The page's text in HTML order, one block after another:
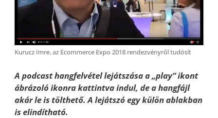
Kurucz Imre, az Ecommerce Expo 2018 rendezvényről tudósít
A podcast hangfelvétel lejátszása a „play” ikont
ábrázoló ikonra kattintva indul, de a hangfájl
akár le is tölthető. A lejátszó egy külön ablakban
is elindítható.